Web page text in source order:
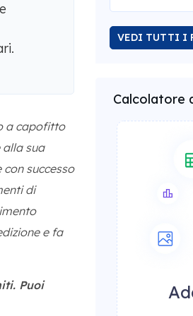
a capofitto
sua
successo
di
e fa
Puoi
VEDI TUTTI I
Calcolatore